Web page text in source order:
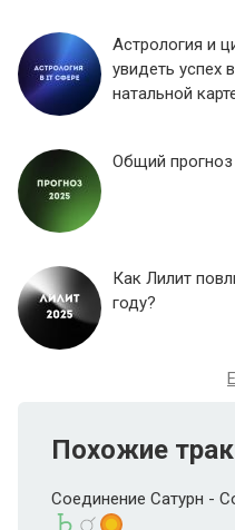
Астрология и
увидеть успех
натальной
Общий прогноз
Как Лилит
году?
Похожие
Соединение Сатурн -